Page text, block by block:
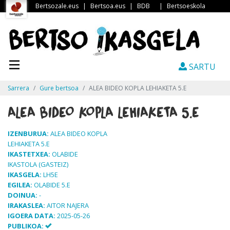
Bertsozale.eus | Bertsoa.eus | BDB | Bertsoeskola
SARTU
Sarrera Gure bertsoa ALEA BIDEO KOPLA LEHIAKETA 5.E
ALEA BIDEO KOPLA LEHIAKETA 5.E
IZENBURUA: ALEA BIDEO KOPLA
LEHIAKETA 5.E
IKASTETXEA: OLABIDE
IKASTOLA (GASTEIZ)
IKASGELA: LH5E
EGILEA: OLABIDE 5.E
DOINUA: -
IRAKASLEA: AITOR NAJERA
IGOERA DATA: 2025-05-26
PUBLIKOA: